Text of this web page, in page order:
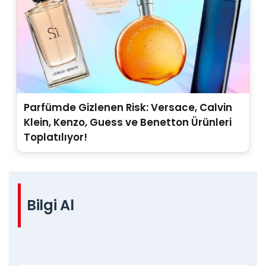
Parfümde Gizlenen Risk: Versace, Calvin
Klein, Kenzo, Guess ve Benetton Ürünleri
Toplatılıyor!
Bilgi Al